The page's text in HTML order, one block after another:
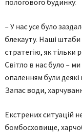
пологового будинку:
– У нас усе було
блекауту. Наші
стратегію, як тільки
Світло в нас було –
опаленням були
Запас води,
Екстрених ситуацій
бомбосховище,